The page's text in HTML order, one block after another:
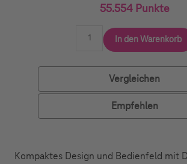
55.554 Punkte
In den Warenkorb
Vergleichen
Empfehlen
Kompaktes Design und Bedienfeld mit